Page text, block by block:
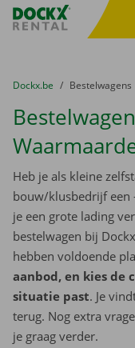
Fratello DEMO
U bevindt zich hier:
van
Dockx.be naar
Bestelwagens
Heb je als kleine
bouw/klusbedrijf een
je een grote lading
bestelwagen bij
hebben voldoende
aanbod, en kies de
situatie past. Je
terug. Nog extra
je graag verder.